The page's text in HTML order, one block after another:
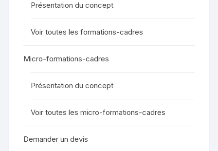
Présentation du concept
Voir toutes les formations-cadres
Micro-formations-cadres
Présentation du concept
Voir toutes les micro-formations-cadres
Demander un devis